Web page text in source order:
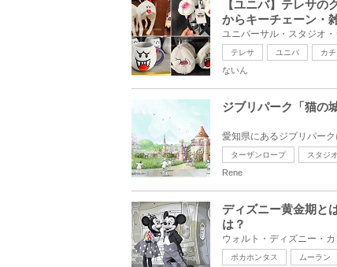
【ユニバ】テレサ
からキーチェーン・
テレサ ユニバ カ
ないん
ジブリパーク「猫の
ターザンロープ スタジ
Rene
ディズニー黄金期と
は？
ポカホンタス ムーラン